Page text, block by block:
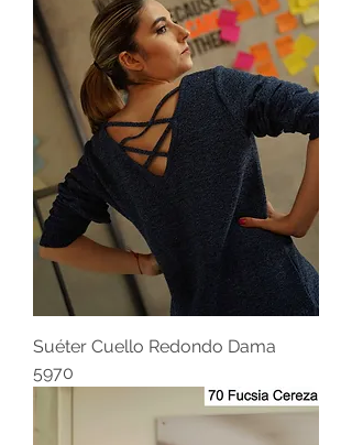
Suéter Cuello Redondo Dama
5970